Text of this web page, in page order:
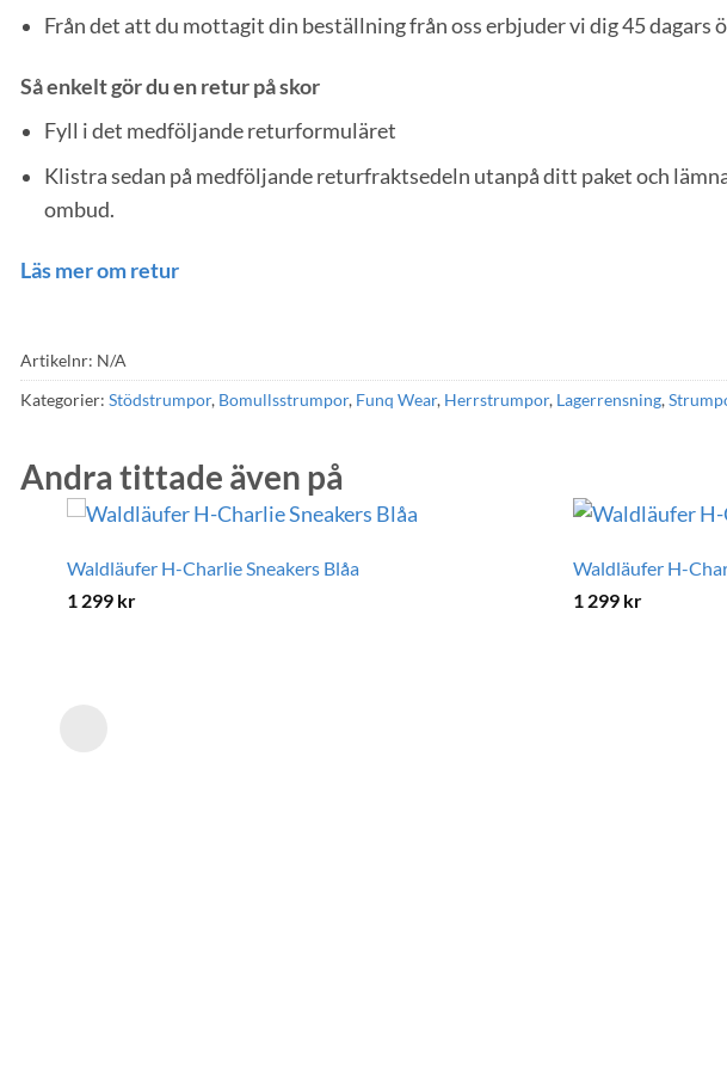
Från det att du mottagit din beställning från oss erbjuder vi dig 45 dagars
Så enkelt gör du en retur på skor
Fyll i det medföljande returformuläret
Klistra sedan på medföljande returfraktsedeln utanpå ditt paket och
ombud.
Läs mer om retur
Artikelnr: N/A
Kategorier: Stödstrumpor, Bomullsstrumpor, Funq Wear, Herrstrumpor, Lagerrensning,
Andra tittade även på
Waldläufer H-Charlie Sneakers Blåa
1 299 kr
Waldläufer H-
1 299 kr